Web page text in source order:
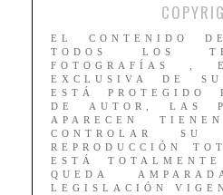
EL CONTENIDO
TODOS LOS
FOTOGRAFÍAS ,
EXCLUSIVA DE
ESTÁ PROTEGIDO
DE AUTOR, LAS
APARECEN
CONTROLAR
REPRODUCCIÓN
ESTÁ
QUEDA
LEGISLACIÓN